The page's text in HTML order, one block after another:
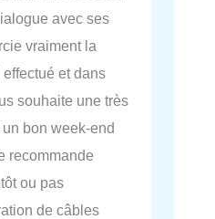
avec ses
vraiment la
et dans
souhaite une très
bon week-end
recommande
ou pas
de câbles